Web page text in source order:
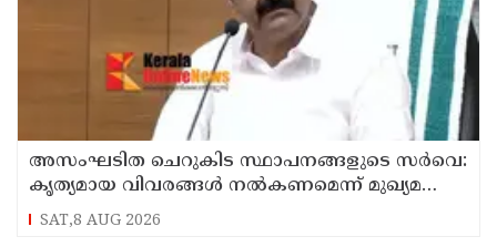
അസംഘടിത ചെറുകിട സ്ഥാപനങ്ങളുടെ സർവെ:
കൃത്യമായ വിവരങ്ങൾ നൽകണമെന്ന് മുഖ്യമന്ത്രി
വി ഡി സതീശൻ
SAT,8 AUG 2026